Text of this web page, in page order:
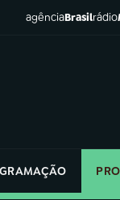
agênciaBrasilrádio